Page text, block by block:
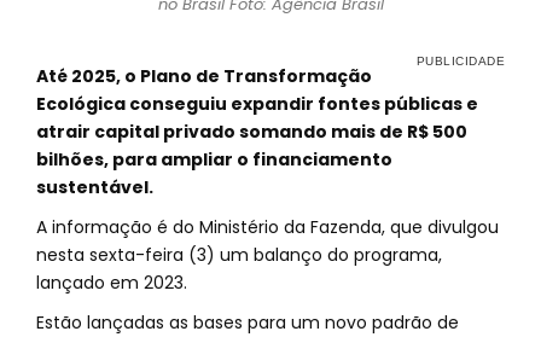
Até 2025, o Plano de Transformação
Ecológica conseguiu expandir fontes públicas e
atrair capital privado somando mais de R$ 500
bilhões, para ampliar o financiamento
sustentável.
A informação é do Ministério da Fazenda, que divulgou
nesta sexta-feira (3) um balanço do programa,
lançado em 2023.
Estão lançadas as bases para um novo padrão de